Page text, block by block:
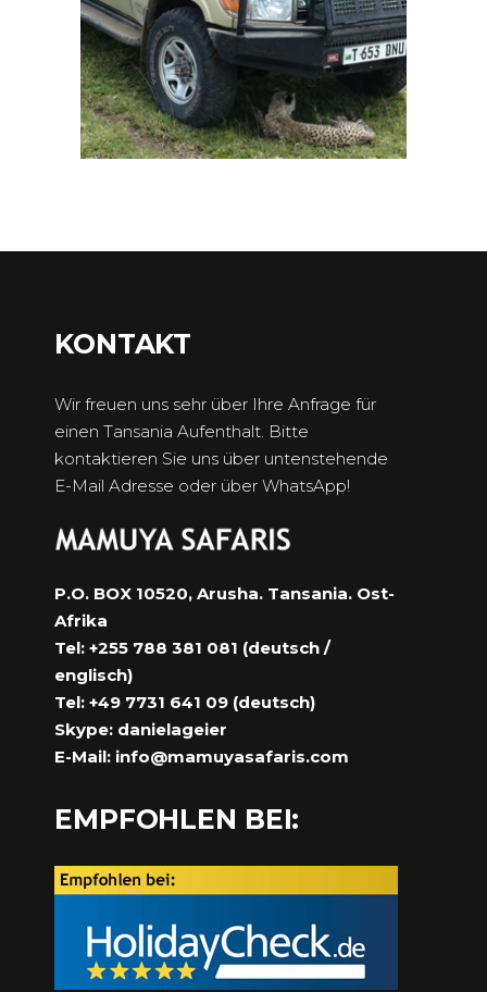
KONTAKT
Wir freuen uns sehr über Ihre Anfrage für
einen Tansania Aufenthalt. Bitte
kontaktieren Sie uns über untenstehende
E-Mail Adresse oder über WhatsApp!
P.O. BOX 10520, Arusha. Tansania. Ost-
Afrika
Tel: +255 788 381 081 (deutsch /
englisch)
Tel: +49 7731 641 09 (deutsch)
Skype: danielageier
E-Mail: info@mamuyasafaris.com
EMPFOHLEN BEI: